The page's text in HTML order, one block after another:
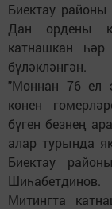
Биектау
Дан ордены
катнашкан
бүләкләнгән.
"Моннан 76 ел
көнен
бүген безнең
алар турында
Биектау
Шиһабетдинов.
Митингта